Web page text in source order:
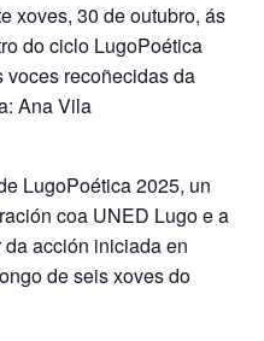
xoves, 30 de outubro, ás
do ciclo LugoPoética
voces recoñecidas da
Ana Vila
LugoPoética 2025, un
coa UNED Lugo e a
acción iniciada en
de seis xoves do